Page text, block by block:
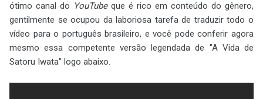
ótimo canal do YouTubeque é rico em conteúdo do gênero,
gentilmente se ocupou da laboriosa tarefa de traduzir todo o
vídeo para o português brasileiro, e você pode conferir agora
mesmo essa competente versão legendada de "A Vida de
Satoru Iwata" logo abaixo.